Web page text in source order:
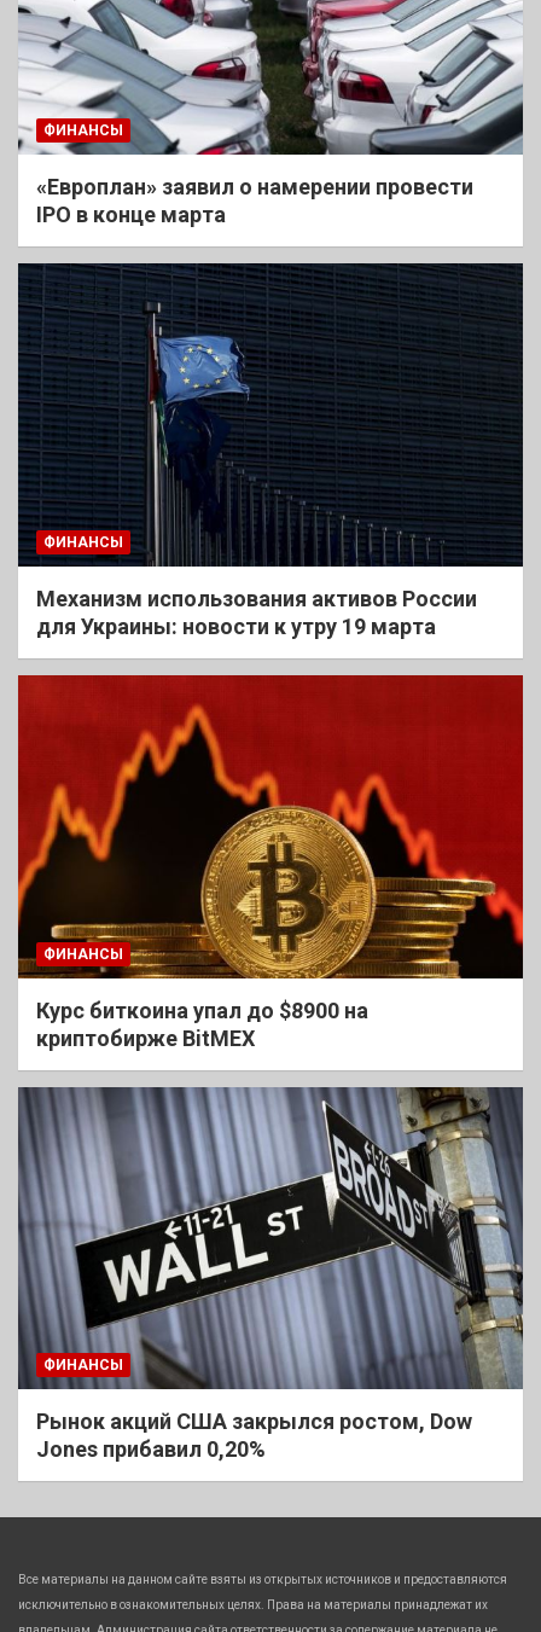
ФИНАНСЫ
«Европлан» заявил о намерении провести
IPO в конце марта
ФИНАНСЫ
Механизм использования активов России
для Украины: новости к утру 19 марта
ФИНАНСЫ
Курс биткоина упал до $8900 на
криптобирже BitMEX
ФИНАНСЫ
Рынок акций США закрылся ростом, Dow
Jones прибавил 0,20%
Все материалы на данном сайте взяты из открытых источников и предоставляются
исключительно в ознакомительных целях. Права на материалы принадлежат их